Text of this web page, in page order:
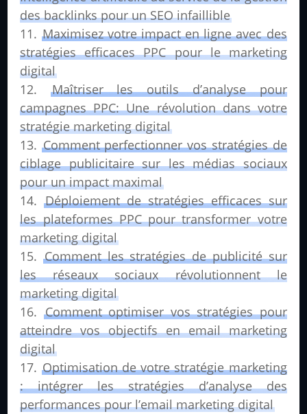
des backlinks pour un SEO infaillible
Maximisez votre impact en ligne avec des
stratégies efficaces PPC pour le marketing
digital
Maîtriser les outils d’analyse pour
campagnes PPC: Une révolution dans votre
stratégie marketing digital
Comment perfectionner vos stratégies de
ciblage publicitaire sur les médias sociaux
pour un impact maximal
Déploiement de stratégies efficaces sur
les plateformes PPC pour transformer votre
marketing digital
Comment les stratégies de publicité sur
les réseaux sociaux révolutionnent le
marketing digital
Comment optimiser vos stratégies pour
atteindre vos objectifs en email marketing
digital
Optimisation de votre stratégie marketing
: intégrer les stratégies d’analyse des
performances pour l’email marketing digital